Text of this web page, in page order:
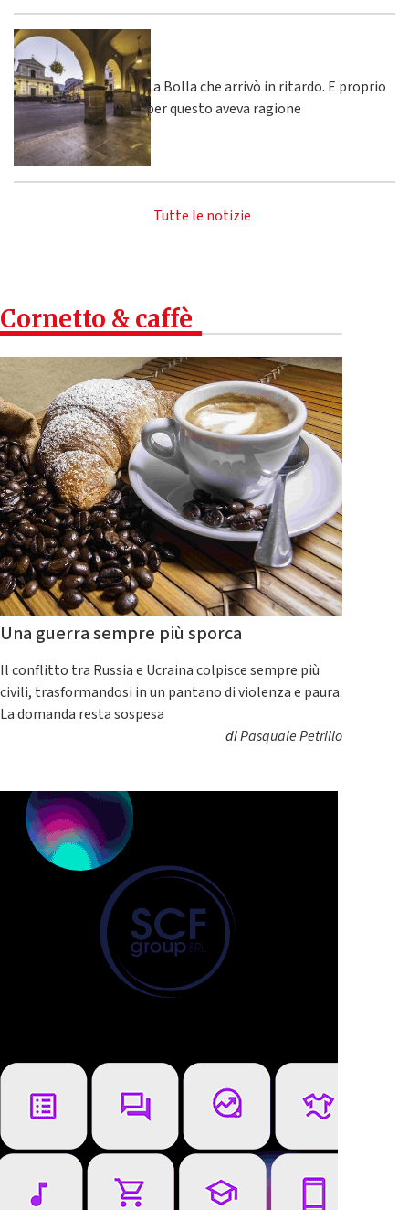
La Bolla che arrivò in ritardo. E proprio
per questo aveva ragione
Tutte le notizie
Cornetto & caffè
Una guerra sempre più sporca
Il conflitto tra Russia e Ucraina colpisce sempre più
civili, trasformandosi in un pantano di violenza e paura.
La domanda resta sospesa
diPasquale Petrillo